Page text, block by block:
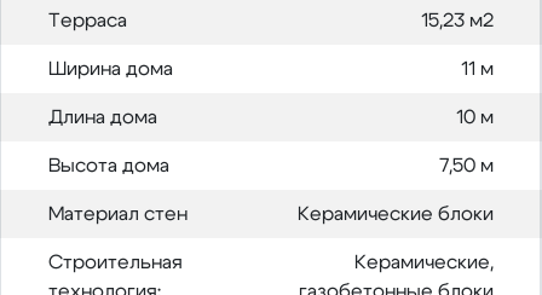
Терраса 15,23 м2
Ширина дома 11 м
Длина дома 10 м
Высота дома 7,50 м
Материал стен Керамические блоки
Строительная
технология:
Керамические,
газобетонные блоки